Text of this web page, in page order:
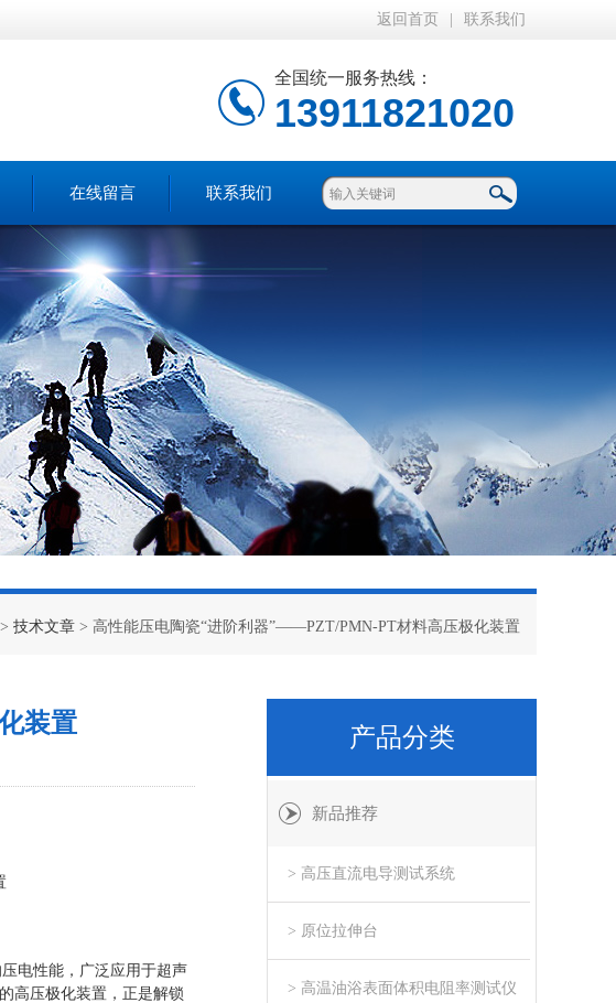
返回首页 联系我们
全国统一服务热线：
13911821020
在线留言 联系我们
> 技术文章 > 高性能压电陶瓷“进阶利器”——PZT/PMN-PT材料高压极化装置
装置
电性能，广泛应用于超声
高压极化装置，正是解锁
产品分类
新品推荐
> 高压直流电导测试系统
> 原位拉伸台
> 高温油浴表面体积电阻率测试仪